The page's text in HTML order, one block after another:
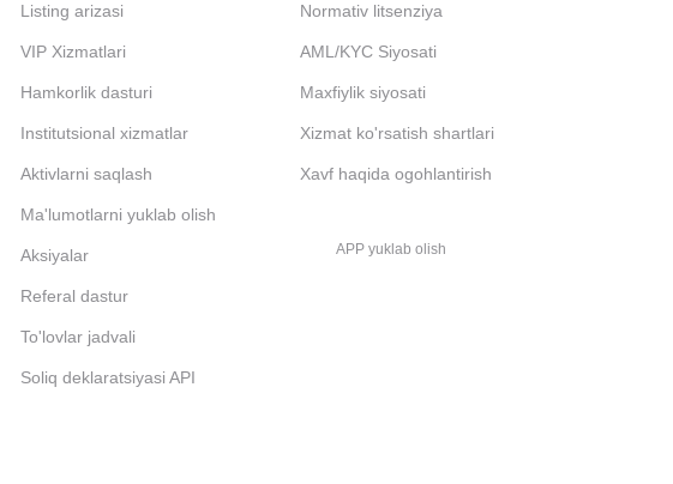
Listing arizasi
VIP Xizmatlari
Hamkorlik dasturi
Institutsional xizmatlar
Aktivlarni saqlash
Ma'lumotlarni yuklab olish
Aksiyalar
Referal dastur
To'lovlar jadvali
Soliq deklaratsiyasi API
Normativ litsenziya
AML/KYC Siyosati
Maxfiylik siyosati
Xizmat ko'rsatish shartlari
Xavf haqida ogohlantirish
APP yuklab olish